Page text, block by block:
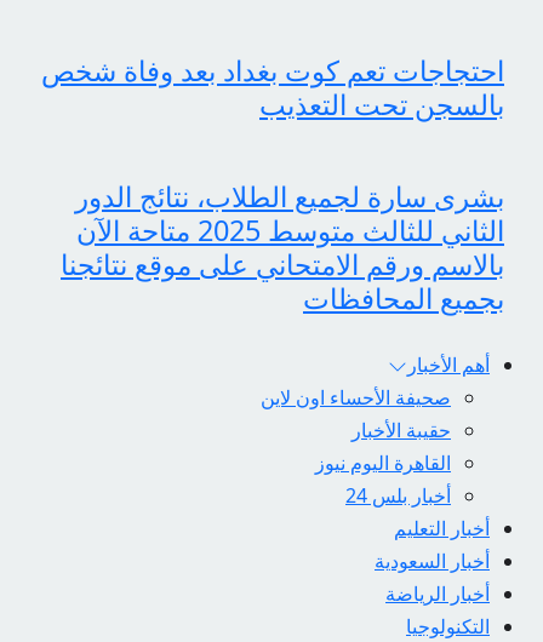
احتجاجات تعم كوت بغداد بعد وفاة شخص
بالسجن تحت التعذيب
بشرى سارة لجميع الطلاب، نتائج الدور
الثاني للثالث متوسط 2025 متاحة الآن
بالاسم ورقم الامتحاني على موقع نتائجنا
بجميع المحافظات
أهم الأخبار
صحيفة الأحساء اون لاين
حقيبة الأخبار
القاهرة اليوم نيوز
أخبار بلس 24
أخبار التعليم
أخبار السعودية
أخبار الرياضة
التكنولوجيا